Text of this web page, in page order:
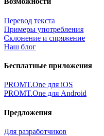
Перевод текста
Примеры употребления
Склонение и спряжение
Наш блог
Бесплатные приложения
PROMT.One для iOS
PROMT.One для Android
Предложения
Для разработчиков